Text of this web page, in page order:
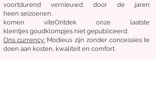
voortdurend vernieuwd door de jaren
heen seizoenen.
komen viteOntdek onze laatste
kleintjes goudklompjes niet gepubliceerd.
Ons currency: Modieus zijn zonder concessies te
doen aan kosten, kwaliteit en comfort.